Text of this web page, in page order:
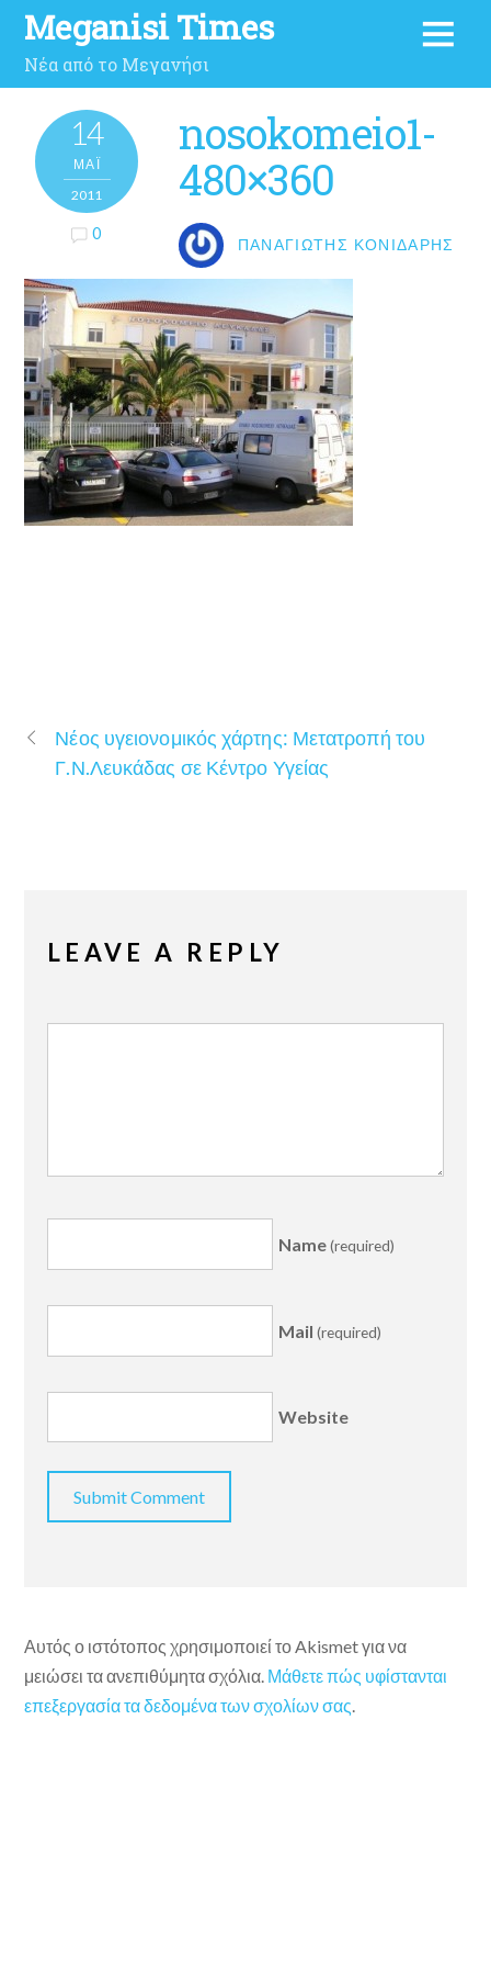
Meganisi Times
Νέα από το Μεγανήσι
14
ΜΑΪ́
2011
0
nosokomeio1-
480×360
ΠΑΝΑΓΙΏΤΗΣ ΚΟΝΙΔΆΡΗΣ
Νέος υγειονομικός χάρτης: Μετατροπή του
Γ.Ν.Λευκάδας σε Κέντρο Υγείας
LEAVE A REPLY
Name(required)
Mail (required)
Website
Αυτός ο ιστότοπος χρησιμοποιεί το Akismet για να
μειώσει τα ανεπιθύμητα σχόλια. Μάθετε πώς υφίστανται
επεξεργασία τα δεδομένα των σχολίων σας.